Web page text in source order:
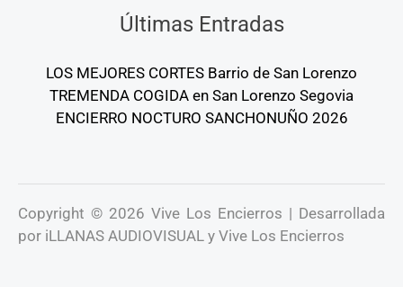
Últimas Entradas
LOS MEJORES CORTES Barrio de San Lorenzo
TREMENDA COGIDA en San Lorenzo Segovia
ENCIERRO NOCTURO SANCHONUÑO 2026
Copyright © 2026 Vive Los Encierros | Desarrollada
por iLLANAS AUDIOVISUAL y Vive Los Encierros